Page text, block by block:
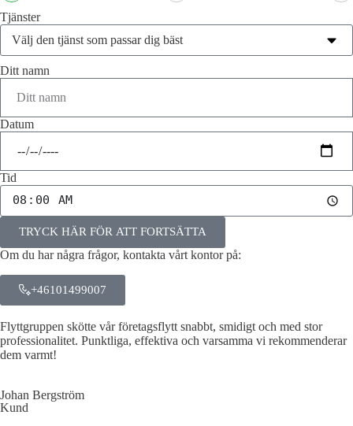
Tjänster
Ditt namn
Datum
Tid
TRYCK HÄR FÖR ATT FORTSÄTTA
Om du har några frågor, kontakta vårt kontor på:
+46101499007
Flyttgruppen skötte vår företagsflytt snabbt, smidigt och med stor
professionalitet. Punktliga, effektiva och varsamma vi rekommenderar
dem varmt!
Johan Bergström
Kund